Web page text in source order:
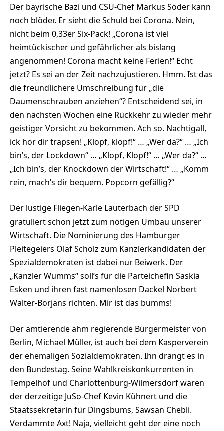
Der bayrische Bazi und CSU-Chef Markus Söder kann
noch blöder. Er sieht die Schuld bei Corona. Nein,
nicht beim 0,33er Six-Pack! „Corona ist viel
heimtückischer und gefährlicher als bislang
angenommen! Corona macht keine Ferien!“ Echt
jetzt? Es sei an der Zeit nachzujustieren. Hmm. Ist das
die freundlichere Umschreibung für „die
Daumenschrauben anziehen“? Entscheidend sei, in
den nächsten Wochen eine Rückkehr zu wieder mehr
geistiger Vorsicht zu bekommen. Ach so. Nachtigall,
ick hör dir trapsen! „Klopf, klopf!“ … „Wer da?“ … „Ich
bin’s, der Lockdown“ … „Klopf, Klopf!“ … „Wer da?“ …
„Ich bin’s, der Knockdown der Wirtschaft!“ … „Komm
rein, mach’s dir bequem. Popcorn gefällig?“
Der lustige Fliegen-Karle Lauterbach der SPD
gratuliert schon jetzt zum nötigen Umbau unserer
Wirtschaft. Die Nominierung des Hamburger
Pleitegeiers Olaf Scholz zum Kanzlerkandidaten der
Spezialdemokraten ist dabei nur Beiwerk. Der
„Kanzler Wumms“ soll’s für die Parteichefin Saskia
Esken und ihren fast namenlosen Dackel Norbert
Walter-Borjans richten. Mir ist das bumms!
Der amtierende ähm regierende Bürgermeister von
Berlin, Michael Müller, ist auch bei dem Kasperverein
der ehemaligen Sozialdemokraten. Ihn drängt es in
den Bundestag. Seine Wahlkreiskonkurrenten in
Tempelhof und Charlottenburg-Wilmersdorf wären
der derzeitige JuSo-Chef Kevin Kühnert und die
Staatssekretärin für Dingsbums, Sawsan Chebli.
Verdammte Axt! Naja, vielleicht geht der eine noch